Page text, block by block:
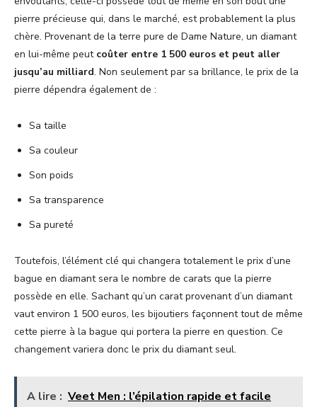
pierre précieuse qui, dans le marché, est probablement la plus
chère. Provenant de la terre pure de Dame Nature, un diamant
en lui-même peut coûter entre 1 500 euros et peut aller
jusqu’au milliard. Non seulement par sa brillance, le prix de la
pierre dépendra également de :
Sa taille
Sa couleur
Son poids
Sa transparence
Sa pureté
Toutefois, l’élément clé qui changera totalement le prix d’une
bague en diamant sera le nombre de carats que la pierre
possède en elle. Sachant qu’un carat provenant d’un diamant
vaut environ 1 500 euros, les bijoutiers façonnent tout de même
cette pierre à la bague qui portera la pierre en question. Ce
changement variera donc le prix du diamant seul.
A lire : Veet Men : l’épilation rapide et facile